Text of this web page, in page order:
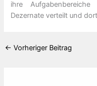
ihre
Dezernate verteilt und
← Vorheriger Beitrag